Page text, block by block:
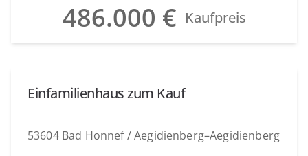
486.000 € Kaufpreis
Einfamilienhaus zum Kauf
53604 Bad Honnef / Aegidienberg–Aegidienberg